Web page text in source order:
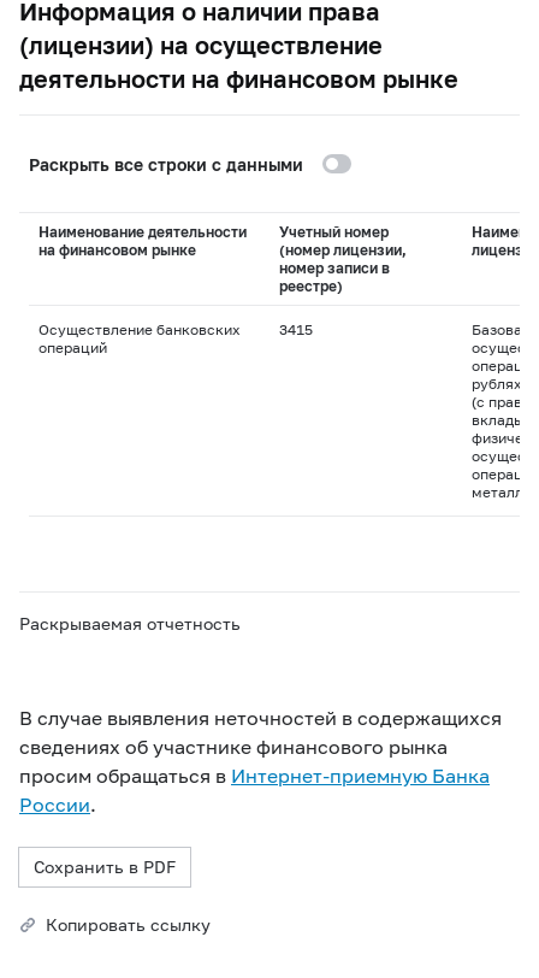
Информация о наличии права
(лицензии) на осуществление
деятельности на финансовом рынке
Раскрыть все строки с данными
Наименование деятельности
на финансовом рынке
Учетный номер
(номер лицензии,
номер записи в
реестре)
лицензии
Осуществление банковских
операций
3415
Базовая
рублях и
(с
вклады
Раскрываемая отчетность
В случае выявления неточностей в содержащихся
сведениях об участнике финансового рынка
просим обращаться в Интернет-приемную Банка
России.
Сохранить в PDF
Копировать ссылку